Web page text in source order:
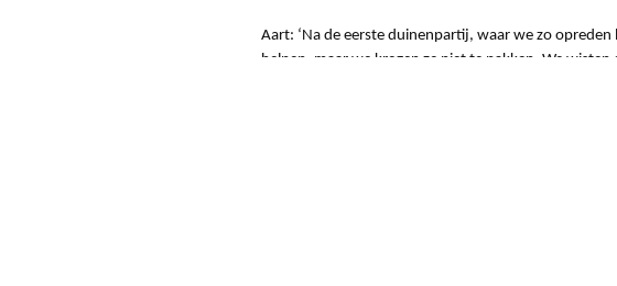
Aart: ‘Na de eerste duinenpartij, waar we zo
helpen, maar we kregen ze niet te pakken. We